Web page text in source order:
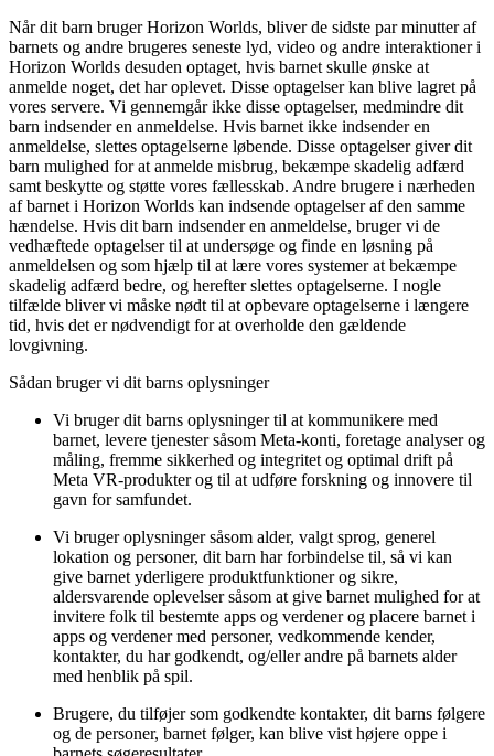
Når dit barn bruger Horizon Worlds, bliver de sidste par minutter af
barnets og andre brugeres seneste lyd, video og andre interaktioner i
Horizon Worlds desuden optaget, hvis barnet skulle ønske at
anmelde noget, det har oplevet. Disse optagelser kan blive lagret på
vores servere. Vi gennemgår ikke disse optagelser, medmindre dit
barn indsender en anmeldelse. Hvis barnet ikke indsender en
anmeldelse, slettes optagelserne løbende. Disse optagelser giver dit
barn mulighed for at anmelde misbrug, bekæmpe skadelig adfærd
samt beskytte og støtte vores fællesskab. Andre brugere i nærheden
af barnet i Horizon Worlds kan indsende optagelser af den samme
hændelse. Hvis dit barn indsender en anmeldelse, bruger vi de
vedhæftede optagelser til at undersøge og finde en løsning på
anmeldelsen og som hjælp til at lære vores systemer at bekæmpe
skadelig adfærd bedre, og herefter slettes optagelserne. I nogle
tilfælde bliver vi måske nødt til at opbevare optagelserne i længere
tid, hvis det er nødvendigt for at overholde den gældende
lovgivning.
Sådan bruger vi dit barns oplysninger
Vi bruger dit barns oplysninger til at kommunikere med
barnet, levere tjenester såsom Meta-konti, foretage analyser og
måling, fremme sikkerhed og integritet og optimal drift på
Meta VR-produkter og til at udføre forskning og innovere til
gavn for samfundet.
Vi bruger oplysninger såsom alder, valgt sprog, generel
lokation og personer, dit barn har forbindelse til, så vi kan
give barnet yderligere produktfunktioner og sikre,
aldersvarende oplevelser såsom at give barnet mulighed for at
invitere folk til bestemte apps og verdener og placere barnet i
apps og verdener med personer, vedkommende kender,
kontakter, du har godkendt, og/eller andre på barnets alder
med henblik på spil.
Brugere, du tilføjer som godkendte kontakter, dit barns følgere
og de personer, barnet følger, kan blive vist højere oppe i